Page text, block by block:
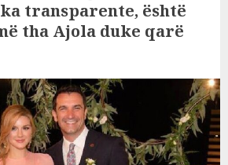
transparente, është
tha Ajola duke qarë